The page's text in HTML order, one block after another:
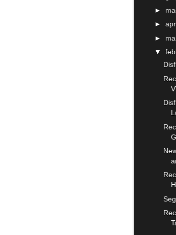
►
►
►
▼